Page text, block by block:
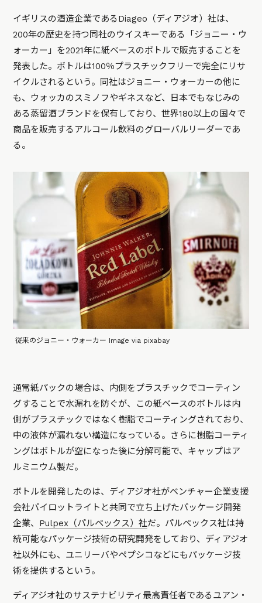
イギリスの酒造企業であるDiageo（ディアジオ）社は、
200年の歴史を持つ同社のウイスキーである「ジョニー・ウ
ォーカー」を2021年に紙ベースのボトルで販売することを
発表した。ボトルは100％プラスチックフリーで完全にリサ
イクルされるという。同社はジョニー・ウォーカーの他に
も、ウォッカのスミノフやギネスなど、日本でもなじみの
ある蒸留酒ブランドを保有しており、世界180以上の国々で
商品を販売するアルコール飲料のグローバルリーダーであ
る。
従来のジョニー・ウォーカー Image via pixabay
通常紙パックの場合は、内側をプラスチックでコーティン
グすることで水漏れを防ぐが、この紙ベースのボトルは内
側がプラスチックではなく樹脂でコーティングされており、
中の液体が漏れない構造になっている。さらに樹脂コーティ
ングはボトルが空になった後に分解可能で、キャップはア
ルミニウム製だ。
ボトルを開発したのは、ディアジオ社がベンチャー企業支援
会社パイロットライトと共同で立ち上げたパッケージ開発
企業、 Pulpex（パルペックス）社だ。パルペックス社は持
続可能なパッケージ技術の研究開発をしており、ディアジオ
社以外にも、ユニリーバやペプシコなどにもパッケージ技
術を提供するという。
ディアジオ社のサステナビリティ最高責任者であるユアン・